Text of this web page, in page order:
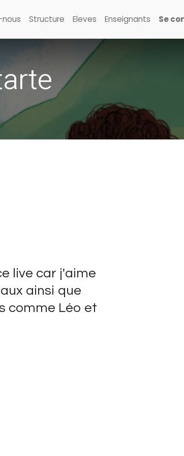
Structure Eleves Enseignants Se
live car j'aime
ainsi que
comme Léo et